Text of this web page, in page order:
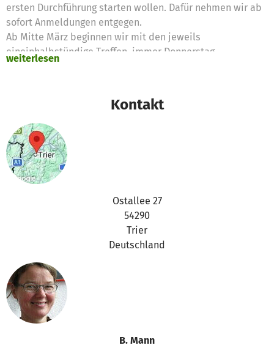
ersten Durchführung starten wollen. Dafür nehmen wir ab
sofort Anmeldungen entgegen.
Ab Mitte März beginnen wir mit den jeweils
eineinhalbstündige Treffen, immer Donnerstag
Für weitere Informationen und die Anmeldung - erst
einmal für ein Vorgespräch mit Mutter und Kind -
erreichen Sie unsunter der Telefonnummer: 0651-
9948774per email unter: interventionsstelle-trier@web.de
Und last but not least:Die Teilnahme an der Gruppe ist
kostenlos- dank der tollen Gemeinschaftsaktion "Meine
Hilfe zählt" des Trierischen Volksfreunds mit Betterplace
und Ihrer Spenden! Danke!
weiterlesen
Kontakt
Ostallee 27
54290
Trier
Deutschland
B. Mann